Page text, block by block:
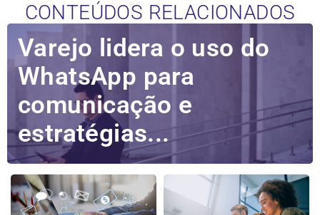
CONTEÚDOS RELACIONADOS
Varejo lidera o uso do
WhatsApp para
comunicação e
estratégias...